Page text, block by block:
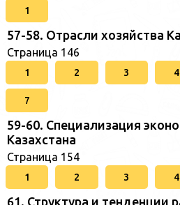
1
57-58. Отрасли хозяйства
Страница 146
1 2 3 4
7
59-60. Специализация
Казахстана
Страница 154
1 2 3 4
61. Структура и тенденции